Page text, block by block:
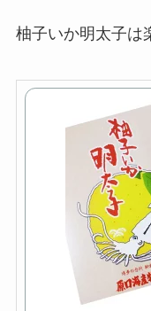
柚子いか明太子は